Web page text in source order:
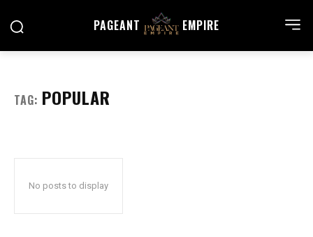
PAGEANT EMPIRE
TAG: POPULAR
No posts to display